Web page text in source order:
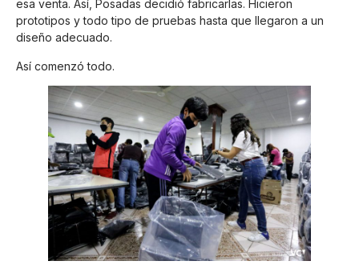
esa venta. Así, Posadas decidió fabricarlas. Hicieron
prototipos y todo tipo de pruebas hasta que llegaron a un
diseño adecuado.
Así comenzó todo.